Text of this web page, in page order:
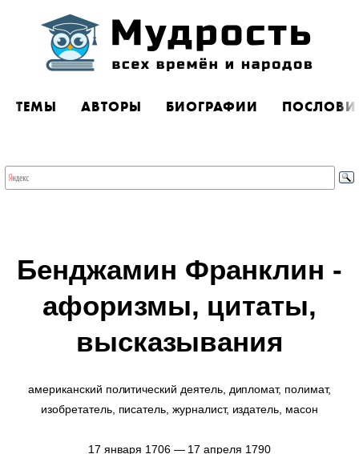
ТЕМЫ АВТОРЫ БИОГРАФИИ
Бенджамин Франклин -
афоризмы, цитаты,
высказывания
американский политический деятель, дипломат, полимат,
изобретатель, писатель, журналист, издатель, масон
17 января 1706 — 17 апреля 1790